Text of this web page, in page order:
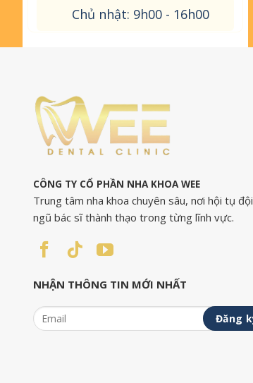
Chủ nhật: 9h00 - 16h00
CÔNG TY CỔ PHẦN NHA KHOA WEE
Trung tâm nha khoa chuyên sâu, nơi hội tụ đội
ngũ bác sĩ thành thạo trong từng lĩnh vực.
NHẬN THÔNG TIN MỚI NHẤT